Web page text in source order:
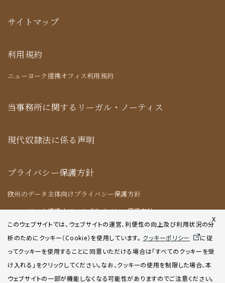
サイトマップ
利用規約
ニューヨーク提携オフィス利用規約
当事務所に関するリーガル・ノーティス
現代奴隷法に係る声明
プライバシー保護方針
欧州のデータ主体向けプライバシー保護方針
ニューヨーク提携オフィスプライバシー保護方針
クッキーポリシー
AIポリシー
X
このウェブサイトでは、ウェブサイトの運営、利便性の向上及び利用状況の分
析のためにクッキー（Cookie）を使用しています。 クッキーポリシー
に従
ってクッキーを使用することに同意いただける場合は「すべてのクッキーを受
け入れる」をクリックしてください。なお、クッキーの使用を制限した場合、本
ウェブサイトの一部が機能しなくなる可能性がありますのでご注意ください。